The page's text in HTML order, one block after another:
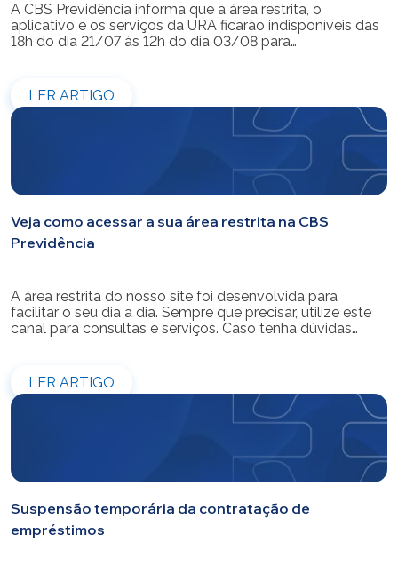
A CBS Previdência informa que a área restrita, o
aplicativo e os serviços da URA ficarão indisponíveis das
18h do dia 21/07 às 12h do dia 03/08 para
entre os dias 22/07 e 31/07. Reforçamos que as
simulações e contratações de empréstimos […]
LER ARTIGO
Veja como acessar a sua área restrita na CBS
Previdência
A área restrita do nosso site foi desenvolvida para
facilitar o seu dia a dia. Sempre que precisar, utilize este
canal para consultas e serviços. Caso tenha dúvidas
LER ARTIGO
Suspensão temporária da contratação de
empréstimos